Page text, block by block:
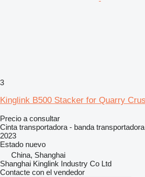
3
Kinglink B500 Stacker for Quarry
Precio a consultar
Cinta transportadora - banda transportadora
2023
Estado nuevo
China, Shanghai
Shanghai Kinglink Industry Co Ltd
Contacte con el vendedor